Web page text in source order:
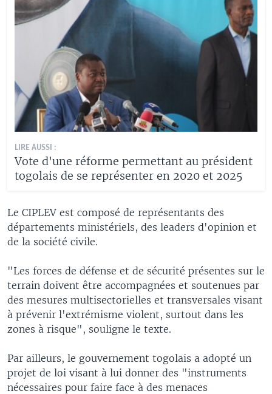
LIRE AUSSI :
Vote d'une réforme permettant au président
togolais de se représenter en 2020 et 2025
Le CIPLEV est composé de représentants des
départements ministériels, des leaders d'opinion et
de la société civile.
"Les forces de défense et de sécurité présentes sur le
terrain doivent être accompagnées et soutenues par
des mesures multisectorielles et transversales visant
à prévenir l'extrémisme violent, surtout dans les
zones à risque", souligne le texte.
Par ailleurs, le gouvernement togolais a adopté un
projet de loi visant à lui donner des "instruments
nécessaires pour faire face à des menaces